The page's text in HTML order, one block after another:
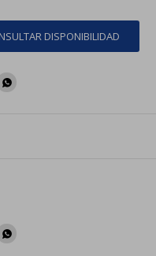
DISPONIBILIDAD

